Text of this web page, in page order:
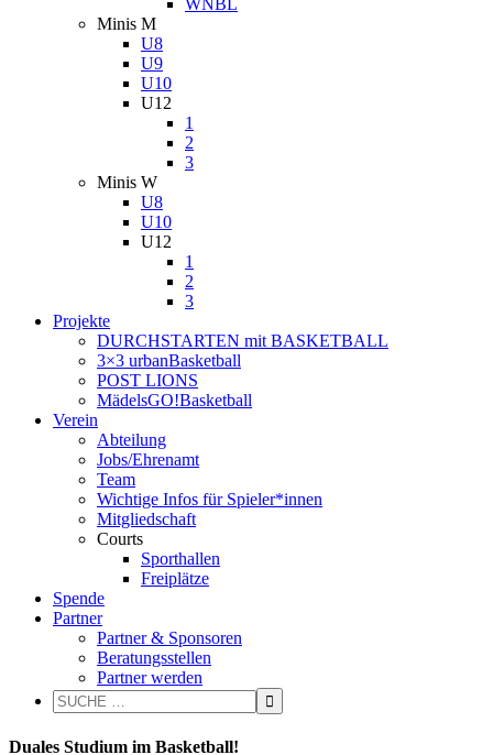
WNBL
Minis M
U8
U9
U10
U12
1
2
3
Minis W
U8
U10
U12
1
2
3
Projekte
DURCHSTARTEN mit BASKETBALL
3×3 urbanBasketball
POST LIONS
MädelsGO!Basketball
Verein
Abteilung
Jobs/Ehrenamt
Team
Wichtige Infos für Spieler*innen
Mitgliedschaft
Courts
Sporthallen
Freiplätze
Spende
Partner
Partner & Sponsoren
Beratungsstellen
Partner werden
Duales Studium im Basketball!